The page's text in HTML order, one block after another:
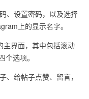
设置密码，以及选择
上的显示名字。
界面，其中包括滚动
个选项。
给帖子点赞、留言，